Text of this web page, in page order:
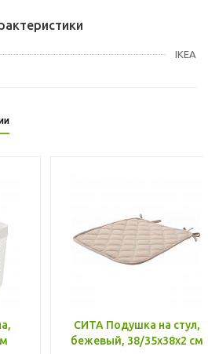
IKEA
СИТА Подушка на стул,
бежевый, 38/35x38x2 см